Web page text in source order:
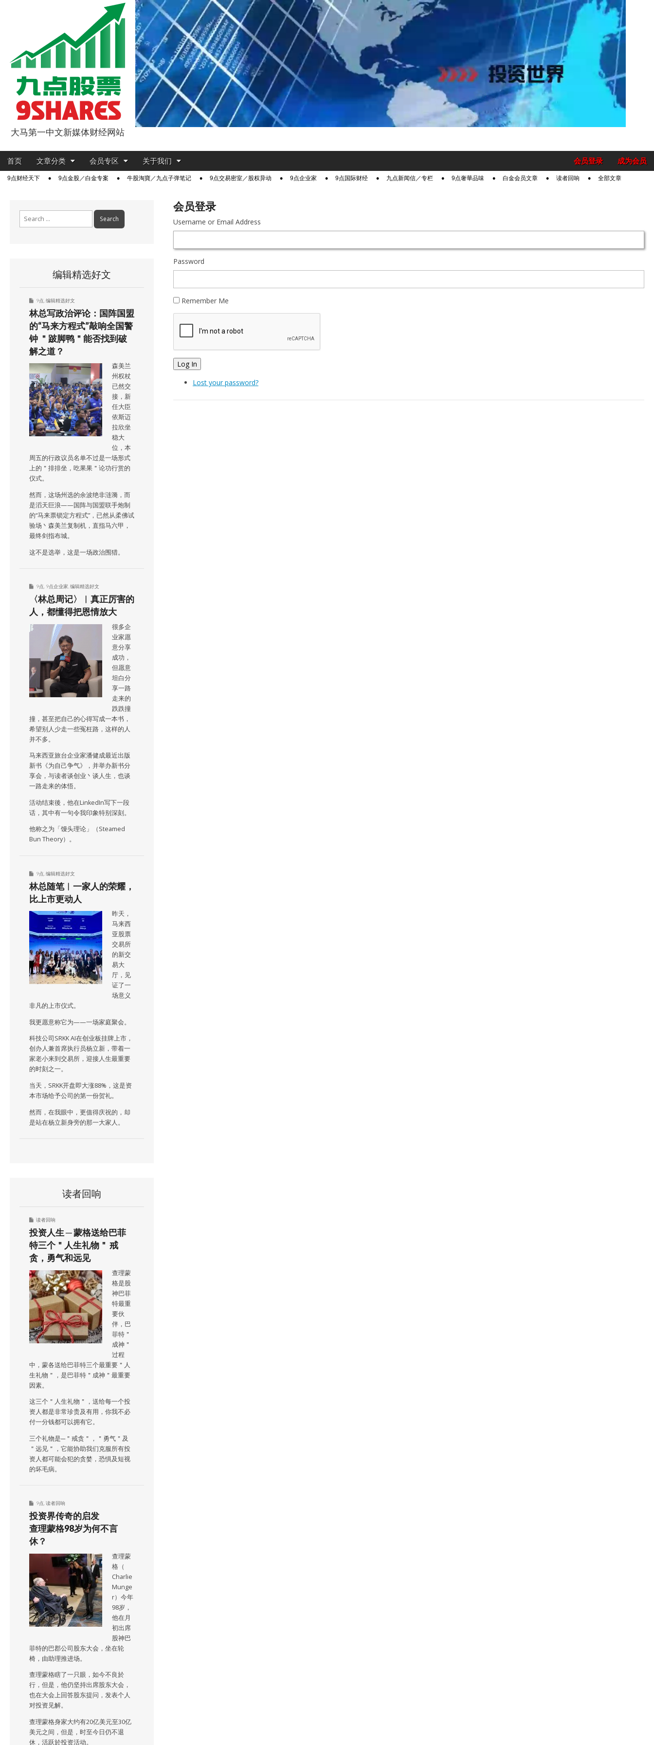
9点股票
大马第一中文新媒体财经网站
Main
Skip
content
首页 文章分类 会员专区 关于我们 成为会员
会员登录
Sub9点财经天下 9点金股／白金专案 牛股淘寶／九点子弹笔记 9点交易密室／股权异动 9点企业家 9点国际财经 九点新闻信／专栏 9点奢華品味 白金会员文章 读者回响 全部文章
会员登录
Username or Email Address
Password
Remember Me
Log In
Lost your password?
编辑精选好文
9点 编辑精选好文
林总写政治评论：国阵国盟
的“马来方程式”敲响全国警
钟 ＂跛脚鸭＂能否找到破
解之道？
森美兰
州权杖
已然交
接，新
任大臣
依斯迈
拉欣坐
稳大
位，本
周五的行政议员名单不过是一场形式
上的＂排排坐，吃果果＂论功行赏的
仪式。
然而，这场州选的余波绝非涟漪，而
是滔天巨浪——国阵与国盟联手炮制
的“马来票锁定方程式”，已然从柔佛试
验场丶森美兰复制机，直指马六甲，
最终剑指布城。
这不是选举，这是一场政治围猎。
9点 9点企业家 编辑精选好文
〈林总周记〉︱真正厉害的
人，都懂得把恩情放大
很多企
业家愿
意分享
成功，
但愿意
坦白分
享一路
走来的
跌跌撞
撞，甚至把自己的心得写成一本书，
希望别人少走一些冤枉路，这样的人
并不多。
马来西亚旅台企业家潘健成最近出版
新书《为自己争气》，并举办新书分
享会，与读者谈创业丶谈人生，也谈
一路走来的体悟。
活动结束後，他在LinkedIn写下一段
话，其中有一句令我印象特别深刻。
他称之为「馒头理论」（Steamed
Bun Theory）。
9点 编辑精选好文
林总随笔︱一家人的荣耀，
比上市更动人
昨天，
马来西
亚股票
交易所
的新交
易大
厅，见
证了一
场意义
非凡的上市仪式。
我更愿意称它为——一场家庭聚会。
科技公司SRKK AI在创业板挂牌上市，
创办人兼首席执行员杨立新，带着一
家老小来到交易所，迎接人生最重要
的时刻之一。
当天，SRKK开盘即大涨88%，这是资
本市场给予公司的第一份贺礼。
然而，在我眼中，更值得庆祝的，却
是站在杨立新身旁的那一大家人。
读者回响
读者回响
投资人生 ─ 蒙格送给巴菲
特三个＂人生礼物＂ 戒
贪，勇气和远见
查理蒙
格是股
神巴菲
特最重
要伙
伴，巴
菲特＂
成神＂
过程
中，蒙各送给巴菲特三个最重要＂人
生礼物＂，是巴菲特＂成神＂最重要
因素。
这三个＂人生礼物＂，送给每一个投
资人都是非常珍贵及有用，你我不必
付一分钱都可以拥有它。
三个礼物是─＂戒贪＂，＂勇气＂及
＂远见＂，它能协助我们克服所有投
资人都可能会犯的贪婪，恐惧及短视
的坏毛病。
9点 读者回响
投资界传奇的启发
查理蒙格98岁为何不言
休？
查理蒙
格（
Charlie
Munge
r）今年
98岁，
他在月
初出席
股神巴
菲特的巴郡公司股东大会，坐在轮
椅，由助理推进场。
查理蒙格瞎了一只眼，如今不良於
行，但是，他仍坚持出席股东大会，
也在大会上回答股东提问，发表个人
对投资见解。
查理蒙格身家大约有20亿美元至30亿
美元之间，但是，时至今日仍不退
休，活跃於投资活动。